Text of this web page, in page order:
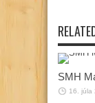
SMH
16. júla